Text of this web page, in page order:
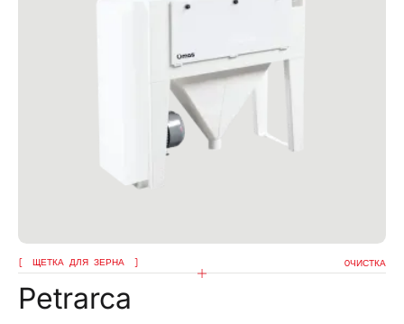
ЩЕТКА ДЛЯ ЗЕРНА OЧИСТКА
Petrarca